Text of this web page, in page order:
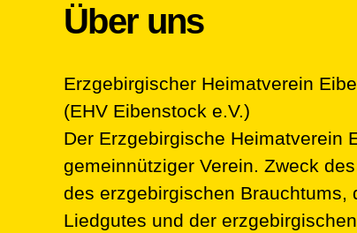
Über uns
Erzgebirgischer Heimatverein
(EHV Eibenstock e.V.)
Der Erzgebirgische Heimatverein
gemeinnütziger Verein. Zweck
des erzgebirgischen Brauchtums,
Liedgutes und der